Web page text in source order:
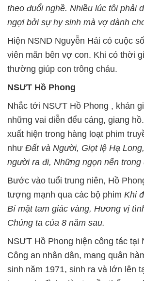
theo đuổi nghề. Nhiều lúc tôi phải
ngợi bởi sự hy sinh mà vợ dành
Hiện NSND Nguyễn Hải có cuộc
viên mãn bên vợ con. Khi có thời
thường giúp con trông cháu.
NSƯT Hồ Phong
Nhắc tới NSƯT Hồ Phong , khán
những vai diễn đểu cáng, giang
xuất hiện trong hàng loạt phim
như Đất và Người, Giọt lệ Hạ
người ra đi, Những ngọn nến
Bước vào tuổi trung niên, Hồ
tượng mạnh qua các bộ phim Khi
Bí mật tam giác vàng, Hương vị
Chúng ta của 8 năm sau.
NSƯT Hồ Phong hiện công tác tại
Công an nhân dân, mang quân
sinh năm 1971, sinh ra và lớn lên